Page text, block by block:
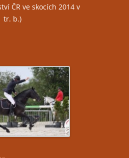
PORADENSTVÍ
ČR ve skocích 2014 v
tr. b.)